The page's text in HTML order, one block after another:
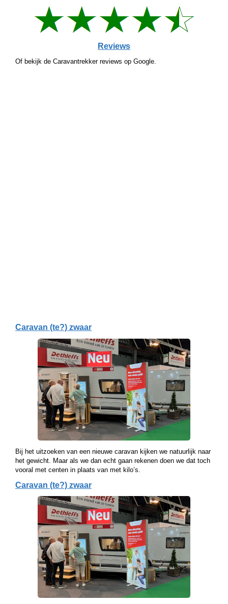
Reviews
Of bekijk de Caravantrekker reviews op Google.
Caravan (te?) zwaar
Bij het uitzoeken van een nieuwe caravan kijken we natuurlijk naar
het gewicht. Maar als we dan echt gaan rekenen doen we dat toch
vooral met centen in plaats van met kilo’s.
Caravan (te?) zwaar